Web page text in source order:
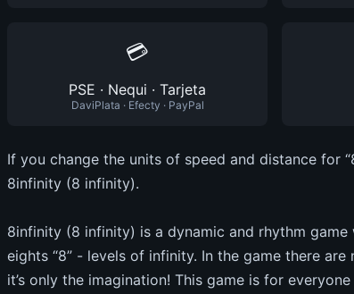
💳
PSE · Nequi · Tarjeta
DaviPlata · Efecty · PayPal
If you change the units of speed and distance for
8infinity (8 infinity).
8infinity (8 infinity) is a dynamic and rhythm game
eights “8” - levels of infinity. In the game there are
it’s only the imagination! This game is for